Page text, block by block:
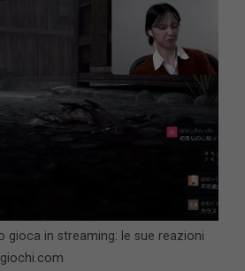
gioca in streaming: le sue reazioni